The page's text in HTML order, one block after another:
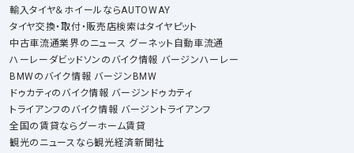
輸入タイヤ＆ホイールならAUTOWAY
タイヤ交換・取付・販売店検索はタイヤピット
中古車流通業界のニュース グーネット自動車流通
ハーレーダビッドソンのバイク情報 バージンハーレー
BMWのバイク情報 バージンBMW
ドゥカティのバイク情報 バージンドゥカティ
トライアンフのバイク情報 バージントライアンフ
全国の賃貸ならグーホーム賃貸
観光のニュースなら観光経済新聞社